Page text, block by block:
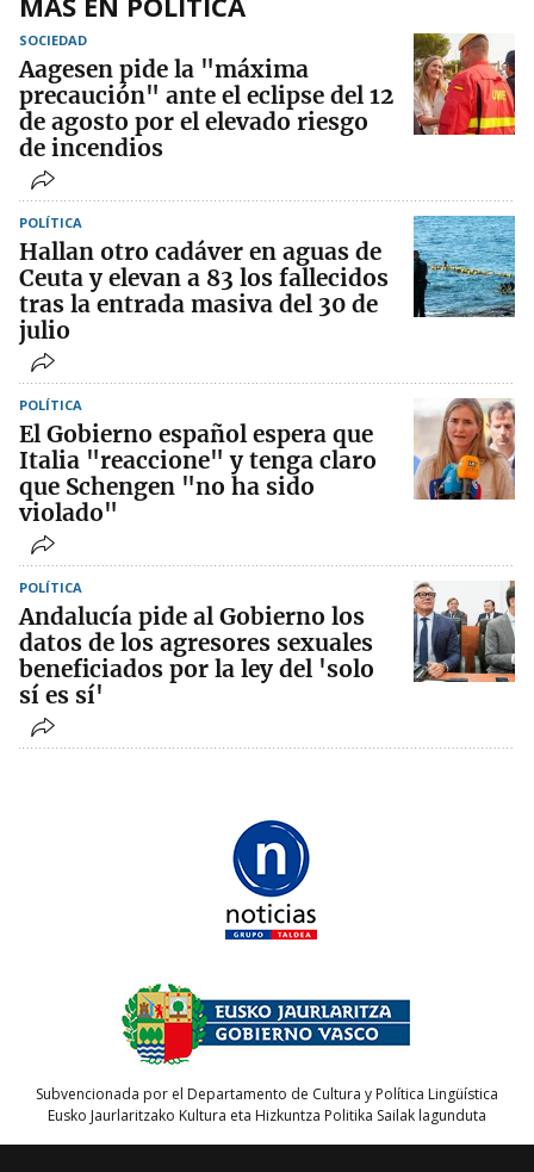
SOCIEDAD
Aagesen pide la "máxima
precaución" ante el eclipse del 12
de agosto por el elevado riesgo
de incendios
POLÍTICA
Hallan otro cadáver en aguas de
Ceuta y elevan a 83 los fallecidos
tras la entrada masiva del 30 de
julio
POLÍTICA
El Gobierno español espera que
Italia "reaccione" y tenga claro
que Schengen "no ha sido
violado"
POLÍTICA
Andalucía pide al Gobierno los
datos de los agresores sexuales
beneficiados por la ley del 'solo
sí es sí'
Subvencionada por el Departamento de Cultura y Política Lingüística
Eusko Jaurlaritzako Kultura eta Hizkuntza Politika Sailak lagunduta